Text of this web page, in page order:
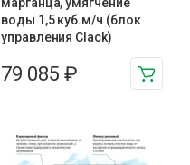
воды 1,5 куб.м/ч (блок
управления Clack)
79 085 ₽